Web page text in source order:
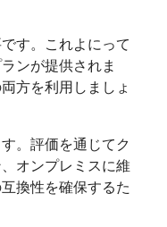
す。これよにって
ンが提供されま
方を利用しましょ
。評価を通じてク
オンプレミスに維
換性を確保するた